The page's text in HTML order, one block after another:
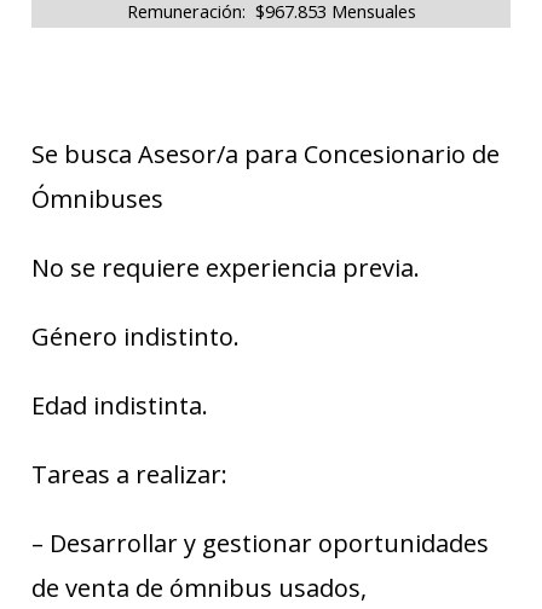
Remuneración: $967.853 Mensuales
Se busca Asesor/a para Concesionario de
Ómnibuses
No se requiere experiencia previa.
Género indistinto.
Edad indistinta.
Tareas a realizar:
– Desarrollar y gestionar oportunidades
de venta de ómnibus usados,